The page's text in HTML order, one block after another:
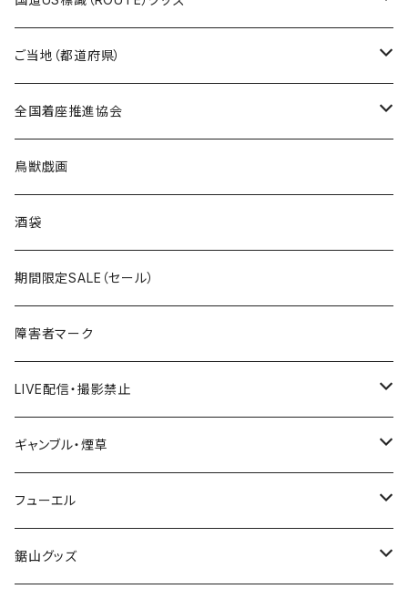
トートバッグ
国道0～99号線
国道100～199号線
国道600～699号線
国道700～799号線
Tシャツ
キャップ
ステッカー
ROUTE 0～99号線
ROUTE100～199号線
ROUTE600～699号線
ROUTE700～799号線
Tシャツ
ROUTE 0～99号線
ROUTE 100～199号線
ROUTE 600～699号線
ROUTE 700～799号線
キャップ
ROUTE 0～99号線
ROUTE 100～199号線
ROUTE 600～699号線
ROUTE 700～799号線
ご当地（都道府県）
北海道
青森県
岩手県
宮城県
秋田県
Tシャツ
ステッカー
山形県
福島県
茨城県
栃木県
全国着座推進協会
ステッカー
鳥獣戯画
酒袋
期間限定SALE（セール）
障害者マーク
LIVE配信・撮影禁止
LIVE配信禁止
撮影禁止
ギャンブル・煙草
ホテルキーホルダー
たばこ・禁煙ステッカー
フューエル
ステッカー
鋸山グッズ